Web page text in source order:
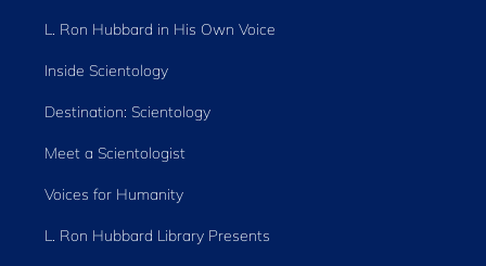
L. Ron Hubbard in His Own Voice
Inside Scientology
Destination: Scientology
Meet a Scientologist
Voices for Humanity
L. Ron Hubbard Library Presents